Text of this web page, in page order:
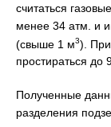
считаться
менее 34 атм. и
(свыше 1 м3). При
простираться до
Полученные
разделения